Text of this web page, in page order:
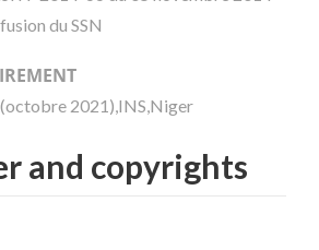
du SSN
2021),INS,Niger
and copyrights